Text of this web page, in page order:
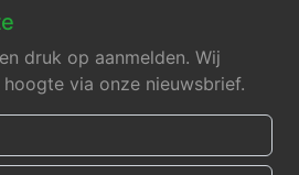
druk op aanmelden. Wij
via onze nieuwsbrief.